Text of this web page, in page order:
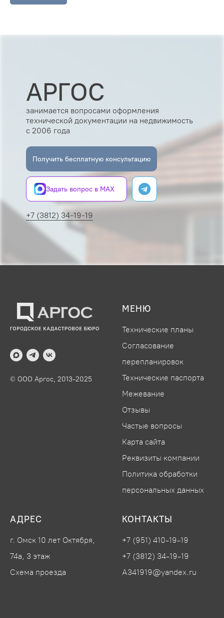
АРГОС
занимается вопросами оформления
технической документации на недвижимость
с 2006 года
Получить бесплатную консультацию
+7 (3812) 34-19-19
Задать вопрос в MAX
© ООО Аргос, 2013-2025
МЕНЮ
Технические планы
Согласование
перепланировок
Технические паспорта
Межевание
Отзывы
Частые вопросы
Карта сайта
Реквизиты компании
Политика обработки
персональных данных
АДРЕС
г. Омск 10 лет Октября,
74а, 3 этаж
Схема проезда
КОНТАКТЫ
+7 (951) 410-19-19
+7 (3812) 34-19-19
A341919@yandex.ru